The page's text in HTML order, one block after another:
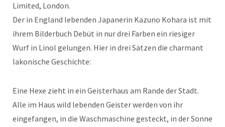
Limited, London.
Der in England lebenden Japanerin Kazuno Kohara ist mit
ihrem Bilderbuch Debüt in nur drei Farben ein riesiger
Wurf in Linol gelungen. Hier in drei Sätzen die charmant
lakonische Geschichte:
Eine Hexe zieht in ein Geisterhaus am Rande der Stadt.
Alle im Haus wild lebenden Geister werden von ihr
eingefangen, in die Waschmaschine gesteckt, in der Sonne